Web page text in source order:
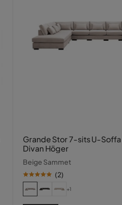
Grande Stor 7-sits U-
Divan Höger
Beige Sammet
(2)
+1